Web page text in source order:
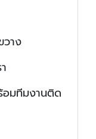
าง
อมทีมงานติด